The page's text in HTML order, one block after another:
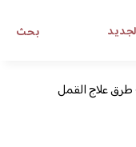
بحث
طرق علاج القمل